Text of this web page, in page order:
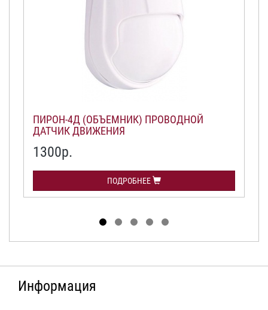
ПИРОН-4Д (ОБЪЕМНИК) ПРОВОДНОЙ
ДАТЧИК ДВИЖЕНИЯ
1300р.
ПОДРОБНЕЕ
Информация